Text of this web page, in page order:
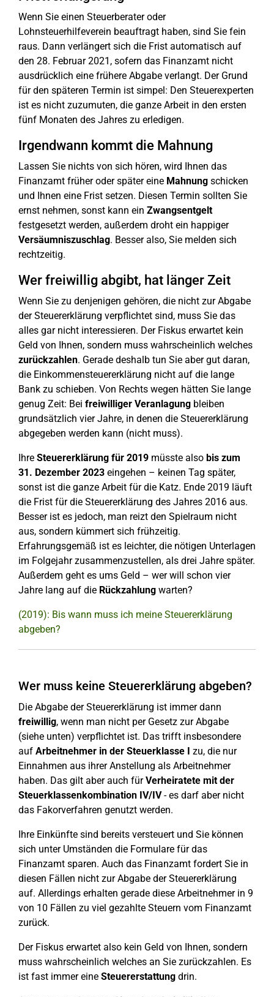
Wenn Sie einen Steuerberater oder
Lohnsteuerhilfeverein beauftragt haben, sind Sie fein
raus. Dann verlängert sich die Frist automatisch auf
den 28. Februar 2021, sofern das Finanzamt nicht
ausdrücklich eine frühere Abgabe verlangt. Der Grund
für den späteren Termin ist simpel: Den Steuerexperten
ist es nicht zuzumuten, die ganze Arbeit in den ersten
fünf Monaten des Jahres zu erledigen.
Irgendwann kommt die Mahnung
Lassen Sie nichts von sich hören, wird Ihnen das
Finanzamt früher oder später eine Mahnung schicken
und Ihnen eine Frist setzen. Diesen Termin sollten Sie
ernst nehmen, sonst kann ein Zwangsentgelt
festgesetzt werden, außerdem droht ein happiger
Versäumniszuschlag. Besser also, Sie melden sich
rechtzeitig.
Wer freiwillig abgibt, hat länger Zeit
Wenn Sie zu denjenigen gehören, die nicht zur Abgabe
der Steuererklärung verpflichtet sind, muss Sie das
alles gar nicht interessieren. Der Fiskus erwartet kein
Geld von Ihnen, sondern muss wahrscheinlich welches
zurückzahlen. Gerade deshalb tun Sie aber gut daran,
die Einkommensteuererklärung nicht auf die lange
Bank zu schieben. Von Rechts wegen hätten Sie lange
genug Zeit: Bei freiwilliger Veranlagung bleiben
grundsätzlich vier Jahre, in denen die Steuererklärung
abgegeben werden kann (nicht muss).
Ihre Steuererklärung für 2019 müsste also bis zum
31. Dezember 2023 eingehen – keinen Tag später,
sonst ist die ganze Arbeit für die Katz. Ende 2019 läuft
die Frist für die Steuererklärung des Jahres 2016 aus.
Besser ist es jedoch, man reizt den Spielraum nicht
aus, sondern kümmert sich frühzeitig.
Erfahrungsgemäß ist es leichter, die nötigen Unterlagen
im Folgejahr zusammenzustellen, als drei Jahre später.
Außerdem geht es ums Geld – wer will schon vier
Jahre lang auf die Rückzahlung warten?
(2019): Bis wann muss ich meine Steuererklärung
abgeben?
Wer muss keine Steuererklärung abgeben?
Die Abgabe der Steuererklärung ist immer dann
freiwillig, wenn man nicht per Gesetz zur Abgabe
(siehe unten) verpflichtet ist. Das trifft insbesondere
auf Arbeitnehmer in der Steuerklasse I zu, die nur
Einnahmen aus ihrer Anstellung als Arbeitnehmer
haben. Das gilt aber auch fürVerheiratete mit der
Steuerklassenkombination IV/IV- es darf aber nicht
das Fakorverfahren genutzt werden.
Ihre Einkünfte sind bereits versteuert und Sie können
sich unter Umständen die Formulare für das
Finanzamt sparen. Auch das Finanzamt fordert Sie in
diesen Fällen nicht zur Abgabe der Steuererklärung
auf. Allerdings erhalten gerade diese Arbeitnehmer in 9
von 10 Fällen zu viel gezahlte Steuern vom Finanzamt
zurück.
Der Fiskus erwartet also kein Geld von Ihnen, sondern
muss wahrscheinlich welches an Sie zurückzahlen. Es
ist fast immer eine Steuererstattung drin.